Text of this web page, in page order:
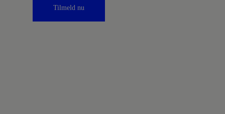
Tilmeld nu